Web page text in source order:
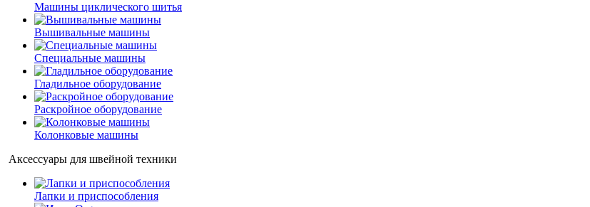
Машины циклического шитья
Вышивальные машины
Специальные машины
Гладильное оборудование
Раскройное оборудование
Колонковые машины
Аксессуары для швейной техники
Лапки и приспособления